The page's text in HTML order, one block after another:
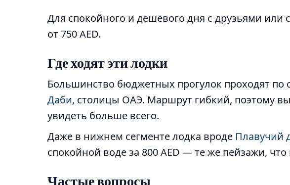
Для спокойного и дешёвого дня с друзьями или
от 750 AED.
Где ходят эти лодки
Большинство бюджетных прогулок проходят по
Даби, столицы ОАЭ. Маршрут гибкий, поэтому
увидеть больше всего.
Даже в нижнем сегменте лодка вроде Плавучий
спокойной воде за 800 AED — те же пейзажи, что